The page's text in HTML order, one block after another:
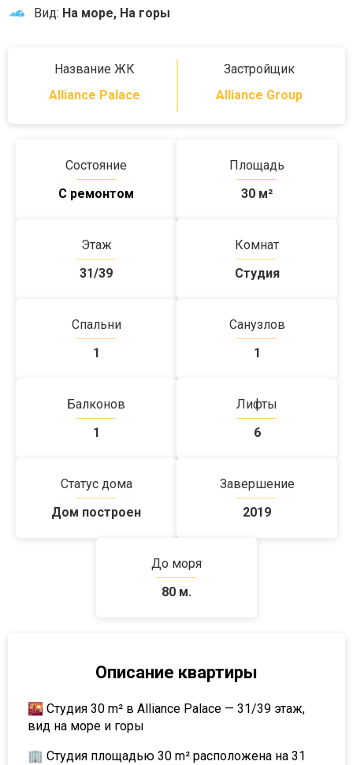
Вид: На море, На горы
Название ЖК
Alliance Palace
Застройщик
Alliance Group
Состояние
С ремонтом
Площадь
30 м²
Этаж
31/39
Комнат
Студия
Спальни
1
Санузлов
1
Балконов
1
Лифты
6
Статус дома
Дом построен
Завершение
2019
До моря
80 м.
Описание квартиры
🌇 Студия 30 m² в Alliance Palace — 31/39 этаж,
вид на море и горы
🏢 Студия площадью 30 m² расположена на 31